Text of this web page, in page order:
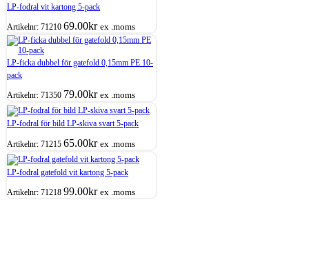
LP-fodral vit kartong 5-pack
Artikelnr: 71210 69.00kr ex .moms
LP-ficka dubbel för gatefold 0,15mm PE 10-
pack
Artikelnr: 71350 79.00kr ex .moms
LP-fodral för bild LP-skiva svart 5-pack
Artikelnr: 71215 65.00kr ex .moms
LP-fodral gatefold vit kartong 5-pack
Artikelnr: 71218 99.00kr ex .moms